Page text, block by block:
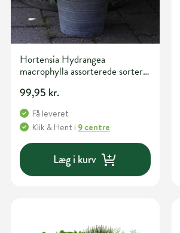
Hortensia Hydrangea
macrophylla assorterede sorter
99,95 kr.
Få leveret
Klik & Hent i 9 centre
Læg i kurv